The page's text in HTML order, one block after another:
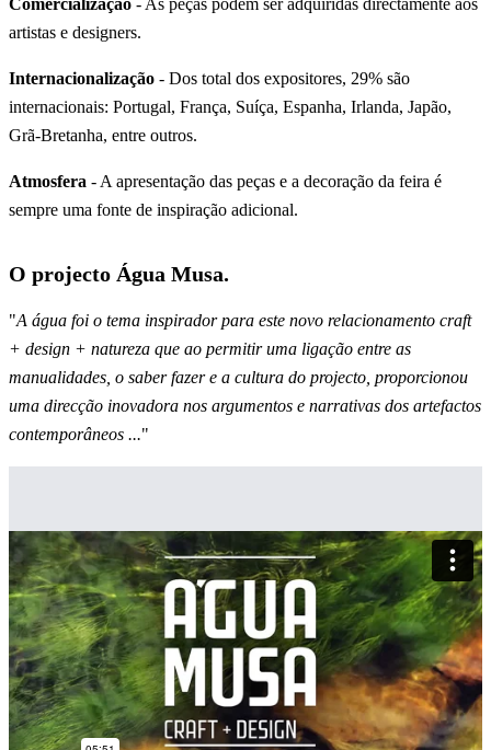
artistas e designers.
Internacionalização - Dos total dos expositores, 29% são
internacionais: Portugal, França, Suíça, Espanha, Irlanda, Japão,
Grã-Bretanha, entre outros.
Atmosfera - A apresentação das peças e a decoração da feira é
sempre uma fonte de inspiração adicional.
O projecto Água Musa.
"A água foi o tema inspirador para este novo relacionamento craft
+ design + natureza que ao permitir uma ligação entre as
manualidades, o saber fazer e a cultura do projecto, proporcionou
uma direcção inovadora nos argumentos e narrativas dos artefactos
contemporâneos ..."